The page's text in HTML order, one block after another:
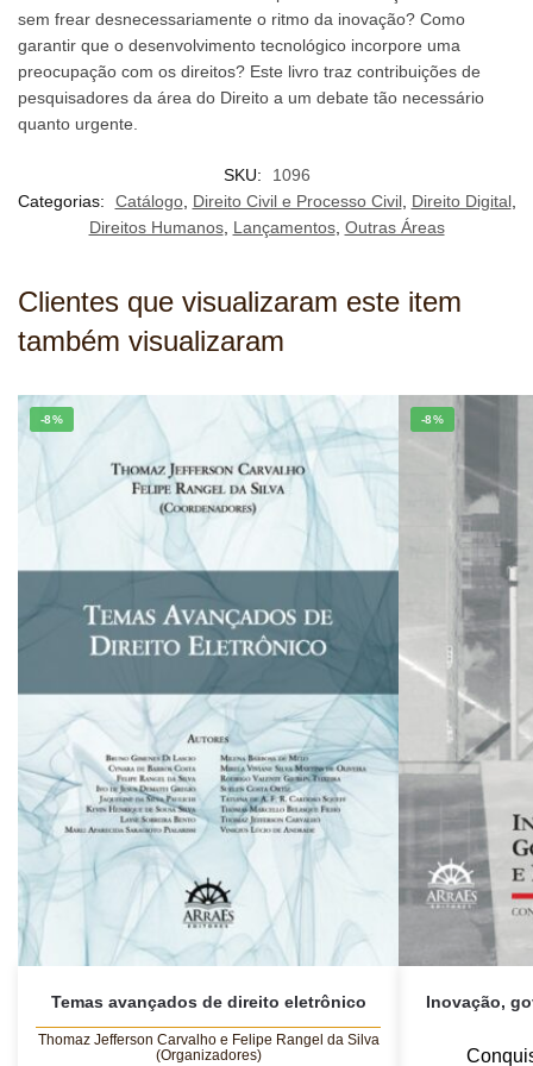
sem frear desnecessariamente o ritmo da inovação? Como
garantir que o desenvolvimento tecnológico incorpore uma
preocupação com os direitos? Este livro traz contribuições de
pesquisadores da área do Direito a um debate tão necessário
quanto urgente.
SKU:
1096
Categorias:
Catálogo, Direito Civil e Processo Civil, Direito Digital,
Direitos Humanos, Lançamentos, Outras Áreas
Clientes que visualizaram este item
também visualizaram
-8%
Temas avançados de direito eletrônico
Thomaz Jefferson Carvalho e Felipe Rangel da Silva
(Organizadores)
-8%
Inovação,